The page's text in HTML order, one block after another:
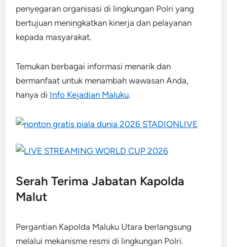
penyegaran organisasi di lingkungan Polri yang
bertujuan meningkatkan kinerja dan pelayanan
kepada masyarakat.
Temukan berbagai informasi menarik dan
bermanfaat untuk menambah wawasan Anda,
hanya di Info Kejadian Maluku.
Serah Terima Jabatan Kapolda
Malut
Pergantian Kapolda Maluku Utara berlangsung
melalui mekanisme resmi di lingkungan Polri.